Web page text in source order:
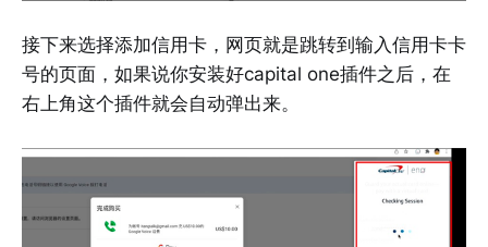
接下来选择添加信用卡，网页就是跳转到输入信用卡卡
号的页面，如果说你安装好capital one插件之后，在
右上角这个插件就会自动弹出来。